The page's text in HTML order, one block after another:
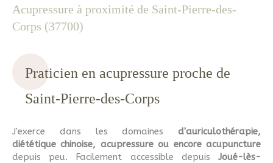
Acupressure à proximité de Saint-Pierre-des-
Corps (37700)
Praticien en acupressure proche de
Saint-Pierre-des-Corps
J'exerce dans les domaines d'auriculothérapie,
diététique chinoise, acupressure ou encore acupuncture
depuis peu. Facilement accessible depuis Joué-lès-